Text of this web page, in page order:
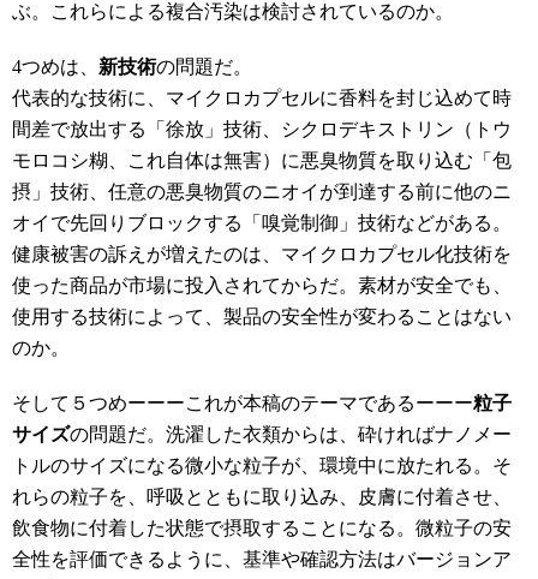
ぶ。これらによる複合汚染は検討されているのか。
4つめは、 新技術の問題だ。
代表的な技術に、マイクロカプセルに香料を封じ込めて時
間差で放出する「徐放」技術、シクロデキストリン（トウ
モロコシ糊、これ自体は無害）に悪臭物質を取り込む「包
摂」技術、任意の悪臭物質のニオイが到達する前に他のニ
オイで先回りブロックする「嗅覚制御」技術などがある。
健康被害の訴えが増えたのは、マイクロカプセル化技術を
使った商品が市場に投入されてからだ。素材が安全でも、
使用する技術によって、製品の安全性が変わることはない
のか。
そして５つめーーーこれが本稿のテーマであるーーー粒子
サイズの問題だ。洗濯した衣類からは、砕ければナノメー
トルのサイズになる微小な粒子が、環境中に放たれる。そ
れらの粒子を、呼吸とともに取り込み、皮膚に付着させ、
飲食物に付着した状態で摂取することになる。微粒子の安
全性を評価できるように、基準や確認方法はバージョンア